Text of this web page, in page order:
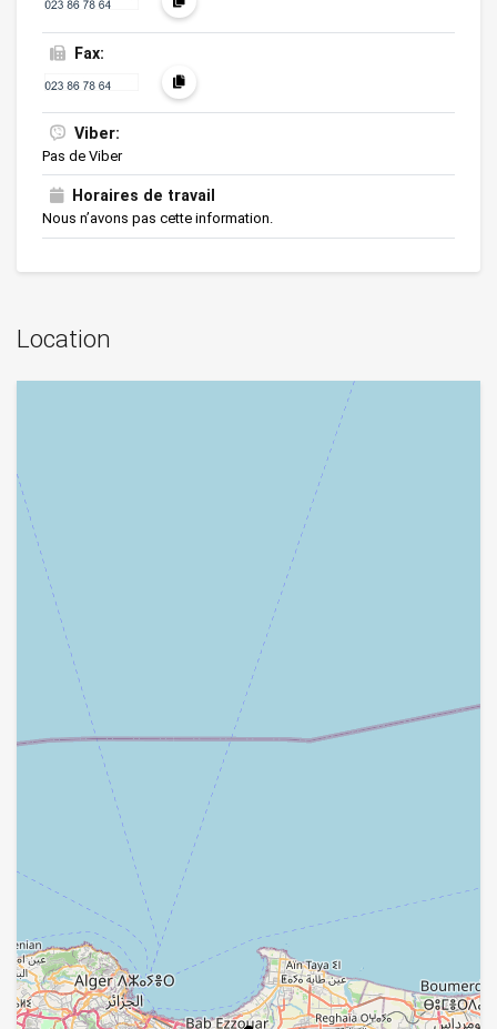
Fax:
Viber:
Pas de Viber
Horaires de travail
Nous n’avons pas cette information.
Location